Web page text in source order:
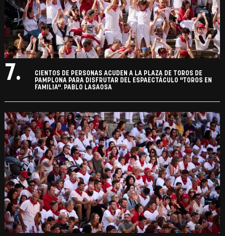
7.
CIENTOS DE PERSONAS ACUDEN A LA PLAZA DE TOROS DE
PAMPLONA PARA DISFRUTAR DEL ESPAECTÁCULO "TOROS EN
FAMILIA". PABLO LASAOSA